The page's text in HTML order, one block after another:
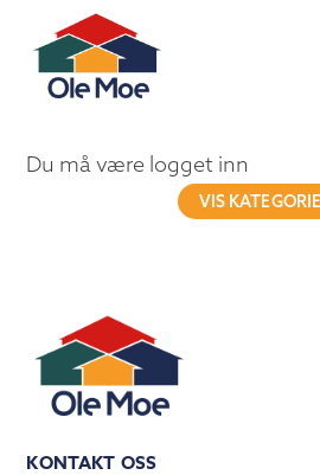
Du må være logget inn
VIS
KONTAKT OSS